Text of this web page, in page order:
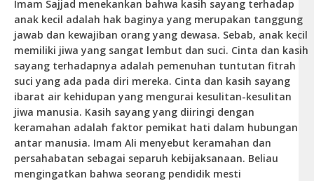
Imam Sajjad menekankan bahwa kasih sayang terhadap
anak kecil adalah hak baginya yang merupakan tanggung
jawab dan kewajiban orang yang dewasa. Sebab, anak kecil
memiliki jiwa yang sangat lembut dan suci. Cinta dan kasih
sayang terhadapnya adalah pemenuhan tuntutan fitrah
suci yang ada pada diri mereka. Cinta dan kasih sayang
ibarat air kehidupan yang mengurai kesulitan-kesulitan
jiwa manusia. Kasih sayang yang diiringi dengan
keramahan adalah faktor pemikat hati dalam hubungan
antar manusia. Imam Ali menyebut keramahan dan
persahabatan sebagai separuh kebijaksanaan. Beliau
mengingatkan bahwa seorang pendidik mesti